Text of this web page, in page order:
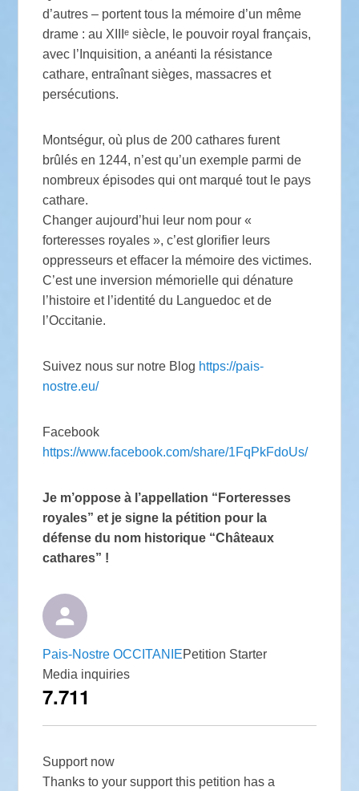
d’autres – portent tous la mémoire d’un même
drame : au XIIIᵉ siècle, le pouvoir royal français,
avec l’Inquisition, a anéanti la résistance
cathare, entraînant sièges, massacres et
persécutions.
Montségur, où plus de 200 cathares furent
brûlés en 1244, n’est qu’un exemple parmi de
nombreux épisodes qui ont marqué tout le pays
cathare.
Changer aujourd’hui leur nom pour «
forteresses royales », c’est glorifier leurs
oppresseurs et effacer la mémoire des victimes.
C’est une inversion mémorielle qui dénature
l’histoire et l’identité du Languedoc et de
l’Occitanie.
Suivez nous sur notre Blog https://pais-
nostre.eu/
Facebook
https://www.facebook.com/share/1FqPkFdoUs/
Je m’oppose à l’appellation “Forteresses
royales” et je signe la pétition pour la
défense du nom historique “Châteaux
cathares” !
Pais-Nostre OCCITANIEPetition Starter
Media inquiries
7.711
Support now
Thanks to your support this petition has a